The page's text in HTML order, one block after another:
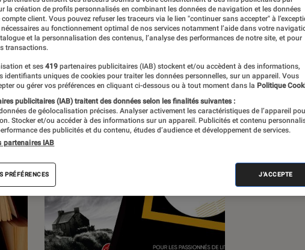
la création de profils personnalisés en combinant les données de navigation et les données
client. Vous pouvez refuser les traceurs via le lien "continuer sans accepter" à
au fonctionnement optimal de nos services notamment l’aide dans votre
et la personnalisation des contenus, l’analyse des performances de notre site, et pour
transactions.
et ses 419 partenaires publicitaires (IAB) stockent et/ou accèdent à des informations,
identifiants uniques de cookies pour traiter les données personnelles, sur un appareil. Vous
ou gérer vos préférences en cliquant ci-dessous ou à tout moment dans la Politique
publicitaires (IAB) traitent des données selon les finalités suivantes :
de géolocalisation précises. Analyser activement les caractéristiques de l’appareil
Stocker et/ou accéder à des informations sur un appareil. Publicités et contenu
des publicités et du contenu, études d’audience et développement de services.
partenaires IAB
PRÉFÉRENCES J'ACCEPTE